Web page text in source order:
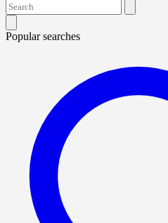
Popular searches